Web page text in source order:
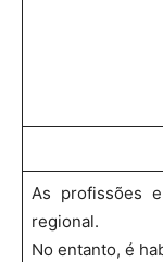
As profissões
regional.
No entanto, é